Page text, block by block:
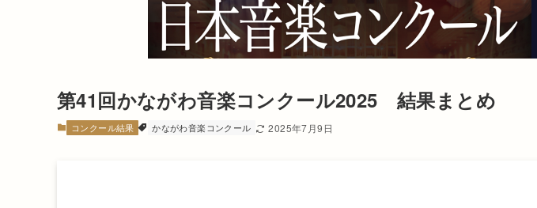
第41回かながわ音楽コンクール2025 結果まとめ
コンクール結果 かながわ音楽コンクール 2025年7月9日